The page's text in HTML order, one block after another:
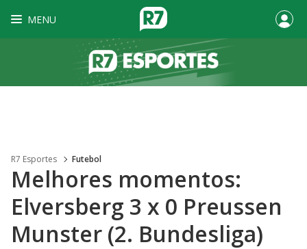
MENU
R7 Esportes Futebol
Melhores momentos:
Elversberg 3 x 0 Preussen
Munster (2. Bundesliga)